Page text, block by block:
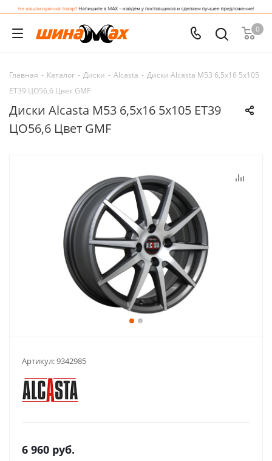
0
Главная - Каталог - Диски - Alcasta - Диски Alcasta M53 6,5x16 5x105
ET39 ЦО56,6 Цвет GMF
Диски Alcasta M53 6,5x16 5x105 ET39
ЦО56,6 Цвет GMF
Артикул:9342985
6 960 руб.